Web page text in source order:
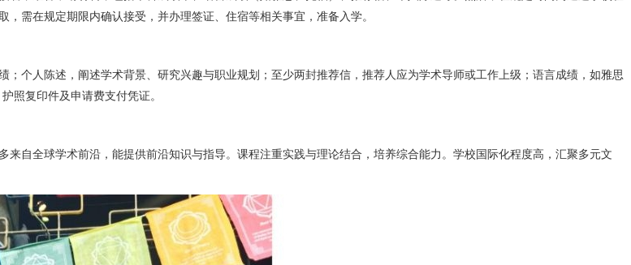
需在规定期限内确认接受，并办理签证、住宿等相关事宜，准备入学。
个人陈述，阐述学术背景、研究兴趣与职业规划；至少两封推荐信，推荐人应为学术导师或工作上级；语言成绩，如雅思
照复印件及申请费支付凭证。
自全球学术前沿，能提供前沿知识与指导。课程注重实践与理论结合，培养综合能力。学校国际化程度高，汇聚多元文